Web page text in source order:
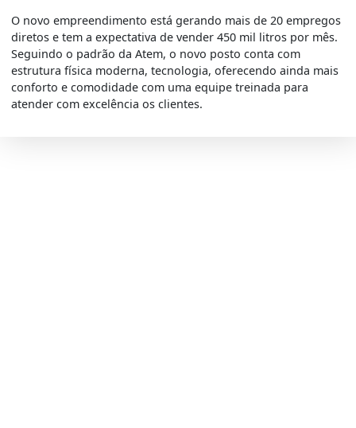
O novo empreendimento está gerando mais de 20 empregos
diretos e tem a expectativa de vender 450 mil litros por mês.
Seguindo o padrão da Atem, o novo posto conta com
estrutura física moderna, tecnologia, oferecendo ainda mais
conforto e comodidade com uma equipe treinada para
atender com excelência os clientes.